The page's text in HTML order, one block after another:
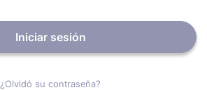
Iniciar sesión
¿Olvidó su contraseña?